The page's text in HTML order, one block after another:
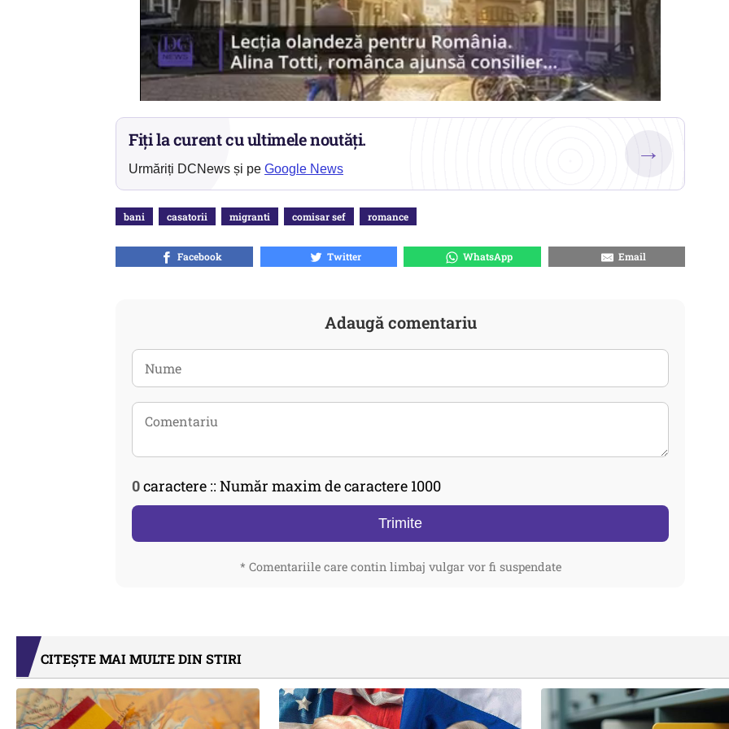
Fiți la curent cu ultimele noutăți.
Urmăriți DCNews și pe Google News
→
bani casatorii migranti comisar sef romance
Facebook Twitter WhatsApp Email
Adaugă comentariu
0caractere :: Număr maxim de caractere 1000
Trimite
* Comentariile care contin limbaj vulgar vor fi suspendate
CITEȘTE MAI MULTE DIN STIRI